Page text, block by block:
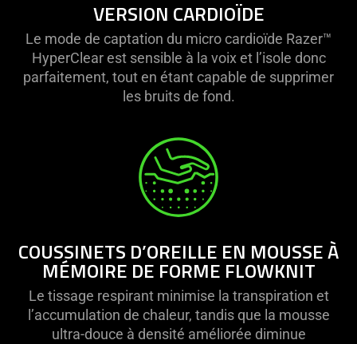
VERSION CARDIOÏDE
Le mode de captation du micro cardioïde Razer™
HyperClear est sensible à la voix et l’isole donc
parfaitement, tout en étant capable de supprimer
les bruits de fond.
COUSSINETS D’OREILLE EN MOUSSE À
MÉMOIRE DE FORME FLOWKNIT
Le tissage respirant minimise la transpiration et
l’accumulation de chaleur, tandis que la mousse
ultra-douce à densité améliorée diminue